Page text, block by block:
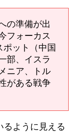
の準備が出
フォーカス
ポット（中国
部、イスラ
ニア、トル
がある戦争
るように見える